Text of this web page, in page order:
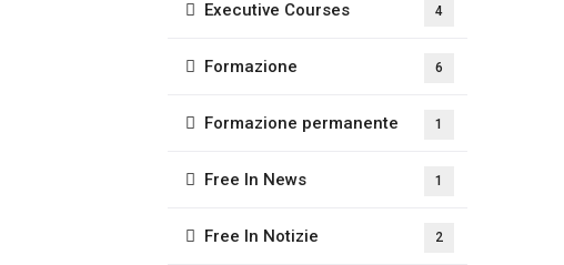
Executive Courses 4
Formazione 6
Formazione permanente 1
Free In News 1
Free In Notizie 2